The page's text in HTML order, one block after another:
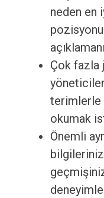
neden en
Çok fazla
terimlerle
okumak
Önemli